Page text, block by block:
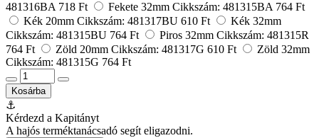
481316BA 718 Ft Fekete 32mm Cikkszám: 481315BA 764 Ft
Kék 20mm Cikkszám: 481317BU 610 Ft
Kék 32mm
Cikkszám: 481315BU 764 Ft Piros 32mm Cikkszám: 481315R
764 Ft
Zöld 20mm Cikkszám: 481317G 610 Ft
Zöld 32mm
Cikkszám: 481315G 764 Ft
Kosárba
⚓
Kérdezd a Kapitányt
A hajós terméktanácsadó segít eligazodni.